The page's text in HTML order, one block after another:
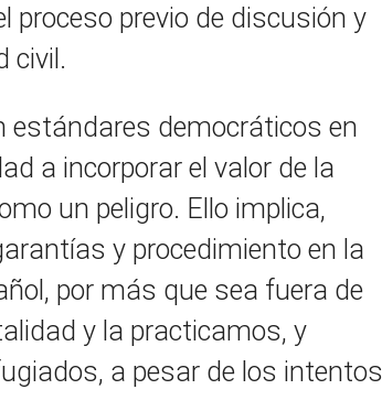
previo de discusión y
civil.
estándares democráticos en
a incorporar el valor de la
un peligro. Ello implica,
y procedimiento en la
por más que sea fuera de
y la practicamos, y
a pesar de los intentos